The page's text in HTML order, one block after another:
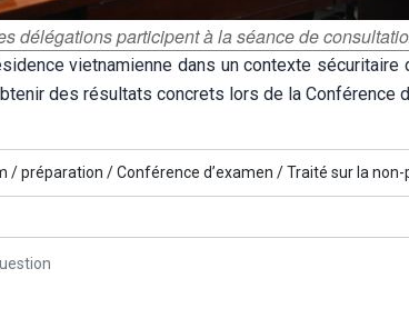
délégations participent à la séance de
vietnamienne dans un contexte sécuritaire
des résultats concrets lors de la Conférence
/préparation /Conférence d’examen /Traité sur la